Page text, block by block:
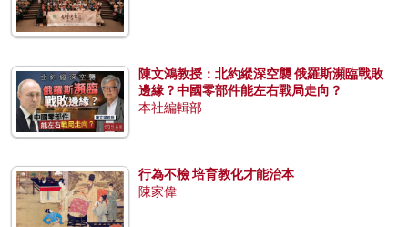
陳文鴻教授：北約縱深空襲 俄羅斯瀕臨戰敗
邊緣？中國零部件能左右戰局走向？
本社編輯部
行為不檢 培育教化才能治本
陳家偉